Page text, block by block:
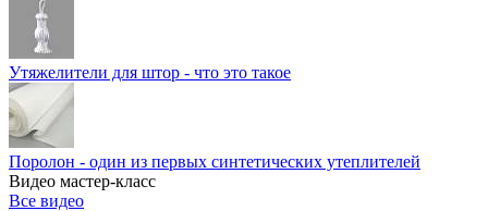
Утяжелители для штор - что это такое
Поролон - один из первых синтетических утеплителей
Видео мастер-класс
Все видео